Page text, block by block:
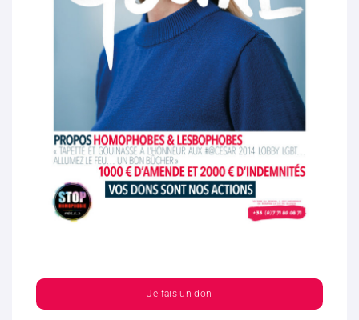
Je fais un don